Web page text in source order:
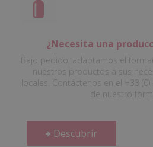
¿Necesita una
Bajo pedido, adaptamos el
nuestros productos a sus
locales. Contáctenos en el +33
de nuestro
Descubrir